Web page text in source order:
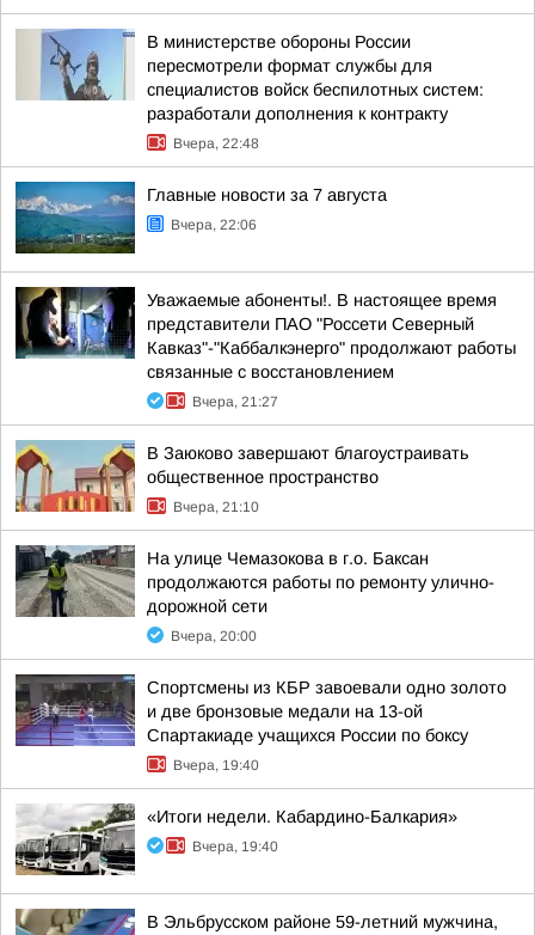
В министерстве обороны России
пересмотрели формат службы для
специалистов войск беспилотных систем:
разработали дополнения к контракту
Вчера, 22:48
Главные новости за 7 августа
Вчера, 22:06
Уважаемые абоненты!. В настоящее время
представители ПАО "Россети Северный
Кавказ"-"Каббалкэнерго" продолжают работы
связанные с восстановлением
Вчера, 21:27
В Заюково завершают благоустраивать
общественное пространство
Вчера, 21:10
На улице Чемазокова в г.о. Баксан
продолжаются работы по ремонту улично-
дорожной сети
Вчера, 20:00
Спортсмены из КБР завоевали одно золото
и две бронзовые медали на 13-ой
Спартакиаде учащихся России по боксу
Вчера, 19:40
«Итоги недели. Кабардино-Балкария»
Вчера, 19:40
В Эльбрусском районе 59-летний мужчина,